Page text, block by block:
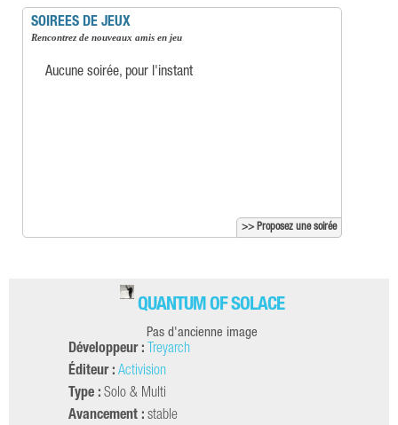
SOIREES DE JEUX
Rencontrez de nouveaux amis en jeu
Aucune soirée, pour l'instant
>> Proposez une soirée
QUANTUM OF SOLACE
Pas d'ancienne image
Développeur : Treyarch
Éditeur : Activision
Type : Solo & Multi
Avancement : stable